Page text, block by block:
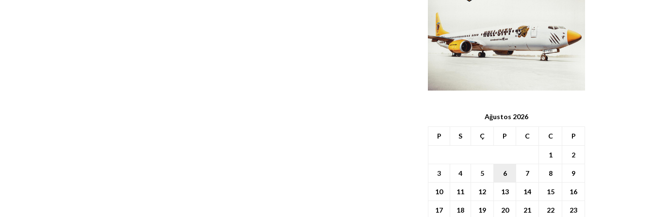
Ağustos 2026
P S Ç P C C P
1 2
3 4 5 6 7 8 9
10 11 12 13 14 15 16
17 18 19 20 21 22 23